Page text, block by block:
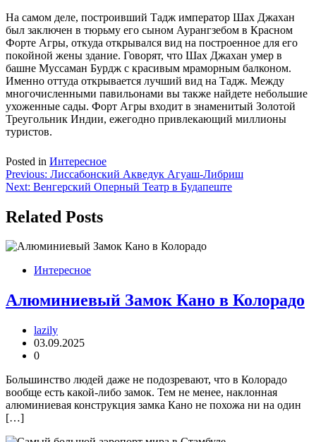
На самом деле, построивший Тадж император Шах Джахан
был заключен в тюрьму его сыном Аурангзебом в Красном
Форте Агры, откуда открывался вид на построенное для его
покойной жены здание. Говорят, что Шах Джахан умер в
башне Муссаман Бурдж с красивым мраморным балконом.
Именно оттуда открывается лучший вид на Тадж. Между
многочисленными павильонами вы также найдете небольшие
ухоженные сады. Форт Агры входит в знаменитый Золотой
Треугольник Индии, ежегодно привлекающий миллионы
туристов.
Posted in Интересное
Навигация
по
записям
Previous: Лиссабонский Акведук Агуаш-Либриш
Next: Венгерский Оперный Театр в Будапеште
Related Posts
Интересное
Алюминиевый Замок Кано в Колорадо
lazily
03.09.2025
0
Большинство людей даже не подозревают, что в Колорадо
вообще есть какой-либо замок. Тем не менее, наклонная
алюминиевая конструкция замка Кано не похожа ни на один
[…]